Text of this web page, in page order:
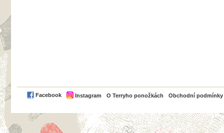
Facebook Instagram O Terryho ponožkách Obchodní podmínky
PayPal